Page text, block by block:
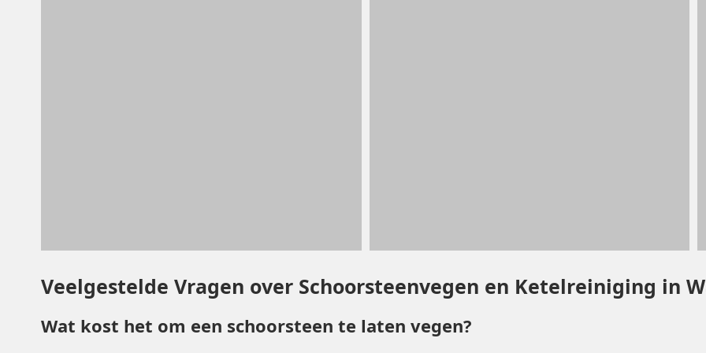
Veelgestelde Vragen over Schoorsteenvegen en Ketelreiniging in
Wat kost het om een schoorsteen te laten vegen?